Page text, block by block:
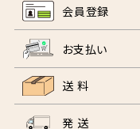
会員登録
お支払い
送 料
発 送